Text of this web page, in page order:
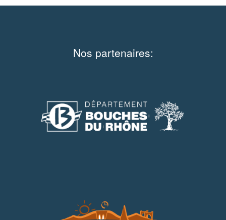
Nos partenaires: